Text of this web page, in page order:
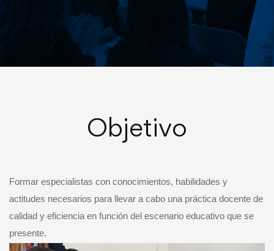
Objetivo
Formar especialistas con conocimientos, habilidades y
actitudes necesarios para llevar a cabo una práctica docente de
calidad y eficiencia en función del escenario educativo que se
presente.